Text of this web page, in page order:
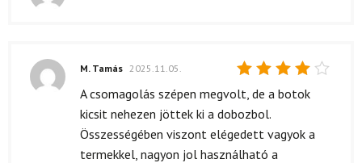
Értékelés:
4/ 5
M. Tamás 2025.11.05.
A csomagolás szépen megvolt, de a botok
kicsit nehezen jöttek ki a dobozbol.
Összességében viszont elégedett vagyok a
termekkel, nagyon jol használható a